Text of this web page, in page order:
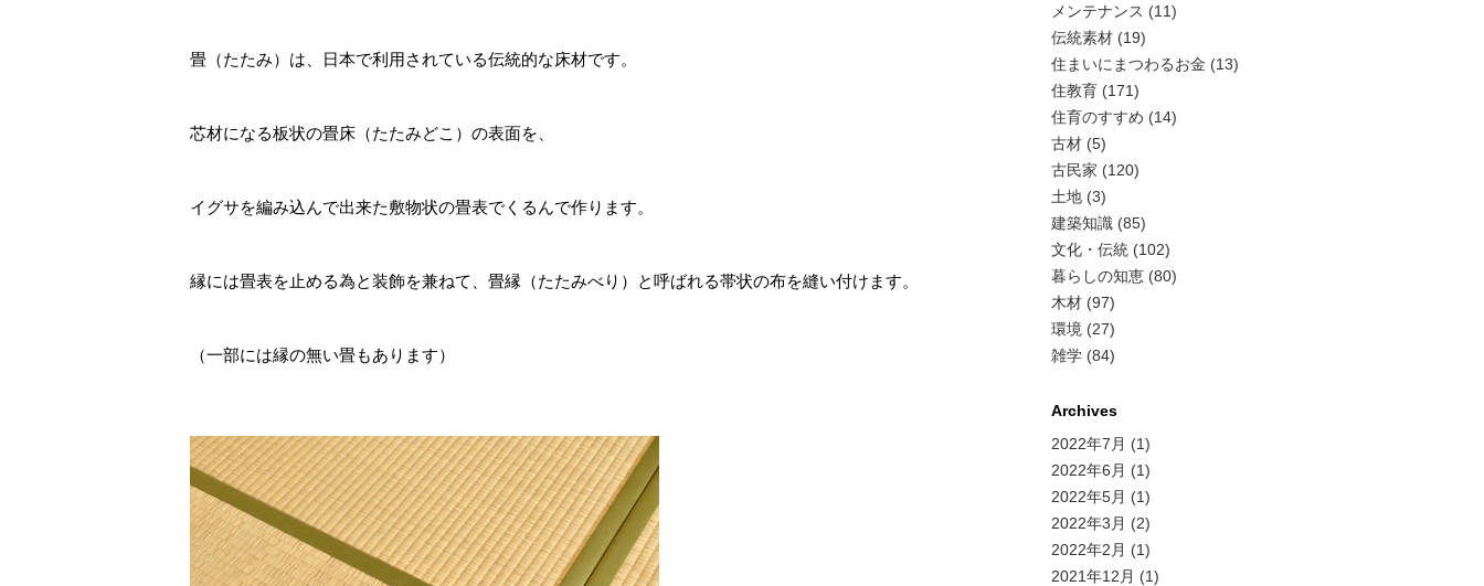
畳（たたみ）は、日本で利用されている伝統的な床材です。
芯材になる板状の畳床（たたみどこ）の表面を、
イグサを編み込んで出来た敷物状の畳表でくるんで作ります。
縁には畳表を止める為と装飾を兼ねて、畳縁（たたみべり）と呼ばれる帯状の布を縫い付けます。
（一部には縁の無い畳もあります）
メンテナンス (11)
伝統素材 (19)
住まいにまつわるお金 (13)
住教育 (171)
住育のすすめ (14)
古材 (5)
古民家 (120)
土地 (3)
建築知識 (85)
文化・伝統 (102)
暮らしの知恵 (80)
木材 (97)
環境 (27)
雑学 (84)
Archives
2022年7月 (1)
2022年6月 (1)
2022年5月 (1)
2022年3月 (2)
2022年2月 (1)
2021年12月 (1)